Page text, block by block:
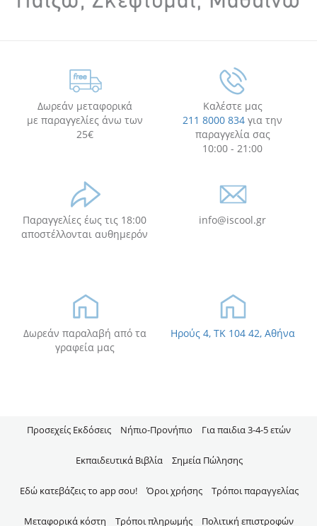
Δωρεάν μεταφορικά
με παραγγελίες άνω των
25€
Καλέστε μας
211 8000 834 για την
παραγγελία σας
10:00 - 21:00
Παραγγελίες έως τις 18:00
αποστέλλονται αυθημερόν
info@iscool.gr
Δωρεάν παραλαβή από τα
γραφεία μας
Ηρούς 4, TK 104 42, Αθήνα
Προσεχείς Εκδόσεις Νήπιo-Προνήπιο Για παιδια 3-4-5 ετών
Εκπαιδευτικά Βιβλία Σημεία Πώλησης
Εδώ κατεβάζεις το app σου! Όροι χρήσης Τρόποι παραγγελίας
Μεταφορικά κόστη Τρόποι πληρωμής Πολιτική επιστροφών